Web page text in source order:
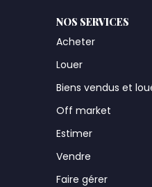
NOS SERVICES
Acheter
Louer
Biens vendus et
Off market
Estimer
Vendre
Faire gérer